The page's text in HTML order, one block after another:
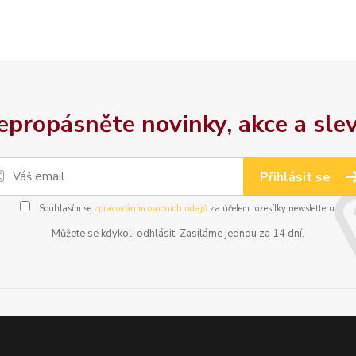
novinky, akce a
Přihlásit se
Souhlasím se zpracováním osobních údajůza účelem rozesílky newsletteru.
Můžete se kdykoli odhlásit. Zasíláme jednou za 14 dní.